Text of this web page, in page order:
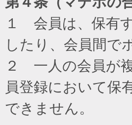
１ 会員は、保有
したり、会員間で
２ 一人の会員が
員登録において保
できません。